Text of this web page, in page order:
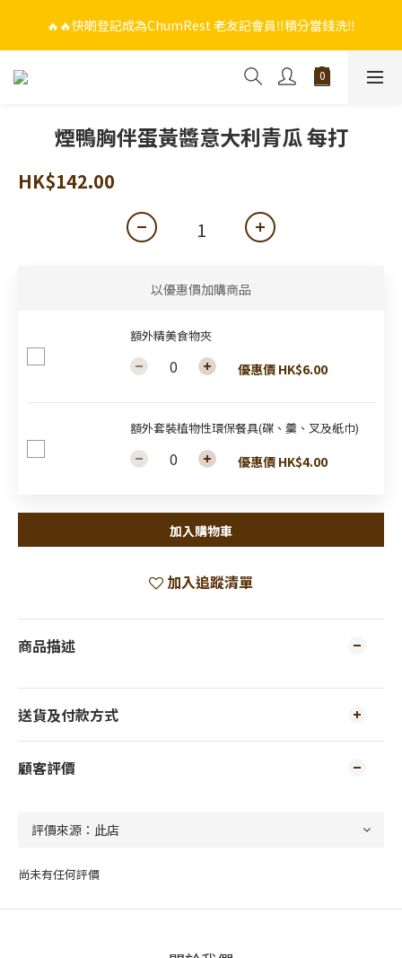
🔥🔥快啲登記成為ChumRest 老友記會員‼️積分當錢洗‼️
🔥🔥快啲登記成為ChumRest 老友記會員‼️積分當錢洗‼️
🎁🤩🤩超值優惠：網上下單選用~(銀行轉帳／FPS)為付款方式，滿
$988 即可免費獲贈手工紫蘇雞皮蝦（6串）價值$288‼️
🔥🔥快啲登記成為ChumRest 老友記會員‼️積分當錢洗‼️
煙鴨胸伴蛋黃醬意大利青瓜 每打
HK$142.00
以優惠價加購商品
額外精美食物夾
優惠價 HK$6.00
額外套裝植物性環保餐具(碟、羹、叉及紙巾)
優惠價 HK$4.00
加入購物車
加入追蹤清單
商品描述
送貨及付款方式
顧客評價
尚未有任何評價